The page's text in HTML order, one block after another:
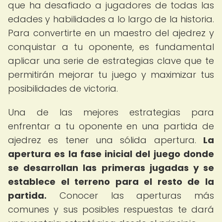
que ha desafiado a jugadores de todas las
edades y habilidades a lo largo de la historia.
Para convertirte en un maestro del ajedrez y
conquistar a tu oponente, es fundamental
aplicar una serie de estrategias clave que te
permitirán mejorar tu juego y maximizar tus
posibilidades de victoria.
Una de las mejores estrategias para
enfrentar a tu oponente en una partida de
ajedrez es tener una sólida apertura. La
apertura es la fase inicial del juego donde
se desarrollan las primeras jugadas y se
establece el terreno para el resto de la
partida. Conocer las aperturas más
comunes y sus posibles respuestas te dará